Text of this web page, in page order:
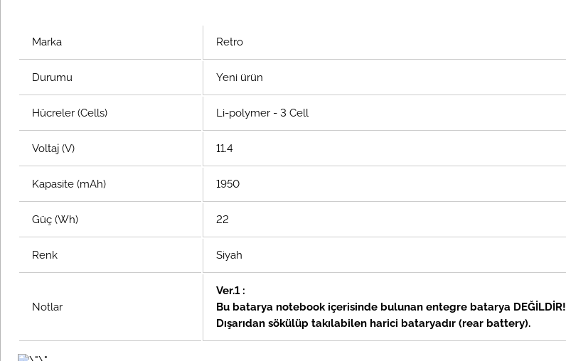
Marka Retro
Durumu Yeni ürün
Hücreler (Cells) Li-polymer - 3 Cell
Voltaj (V) 11.4
Kapasite (mAh) 1950
Güç (Wh) 22
Renk Siyah
Notlar
Ver.1 :
Bu batarya notebook içerisinde bulunan entegre batarya DEĞİLDİR!
Dışarıdan sökülüp takılabilen harici bataryadır (rear battery).